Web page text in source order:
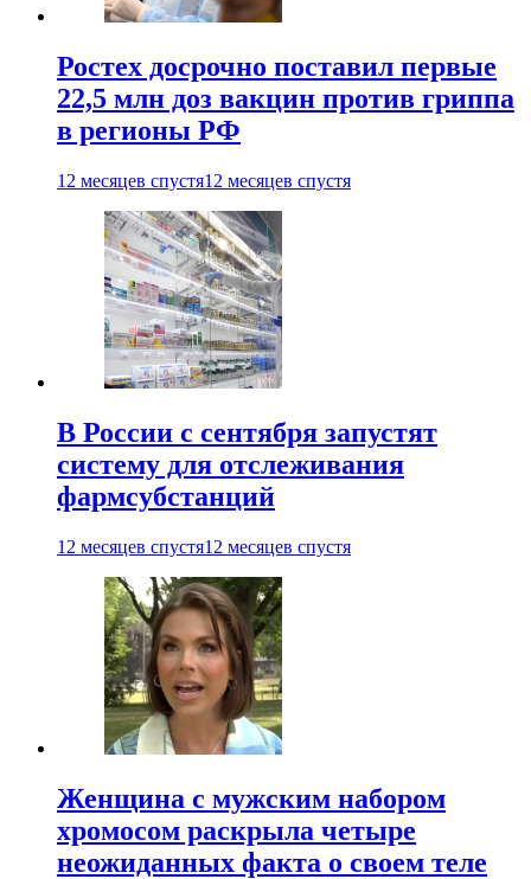
Ростех досрочно поставил первые
22,5 млн доз вакцин против гриппа
в регионы РФ
12 месяцев спустя12 месяцев спустя
В России с сентября запустят
систему для отслеживания
фармсубстанций
12 месяцев спустя12 месяцев спустя
Женщина с мужским набором
хромосом раскрыла четыре
неожиданных факта о своем теле